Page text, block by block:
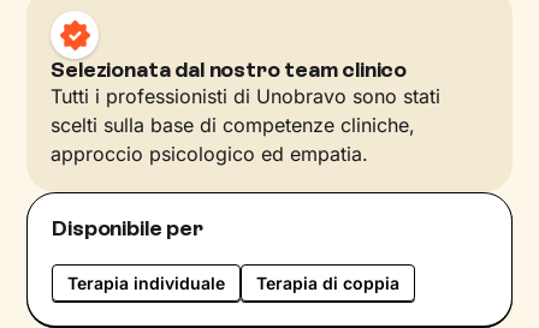
Selezionata dal nostro team clinico
Tutti i professionisti di Unobravo sono stati
scelti sulla base di competenze cliniche,
approccio psicologico ed empatia.
Disponibile per
Terapia individuale Terapia di coppia